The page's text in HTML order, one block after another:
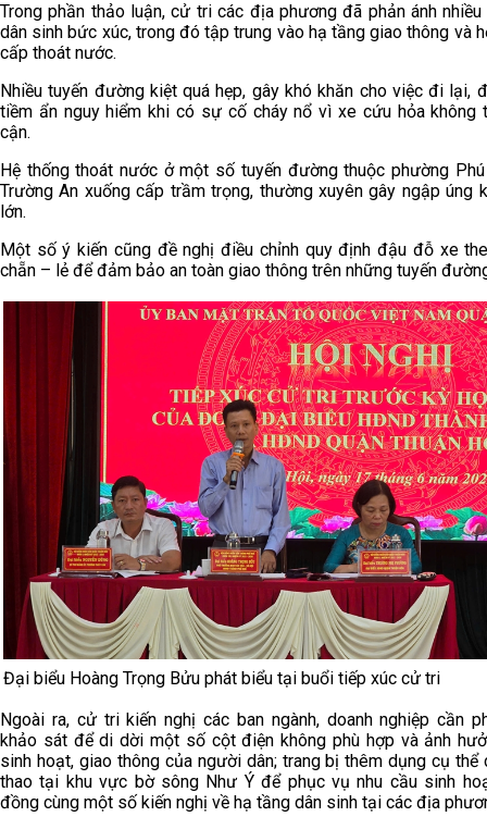
Trong phần thảo luận, cử tri các địa phương đã phản ánh
dân sinh bức xúc, trong đó tập trung vào hạ tầng giao thông và
cấp thoát nước.
Nhiều tuyến đường kiệt quá hẹp, gây khó khăn cho việc đi lại,
tiềm ẩn nguy hiểm khi có sự cố cháy nổ vì xe cứu hỏa không
cận.
Hệ thống thoát nước ở một số tuyến đường thuộc phường
Trường An xuống cấp trầm trọng, thường xuyên gây ngập úng
lớn.
Một số ý kiến cũng đề nghị điều chỉnh quy định đậu đỗ xe
chẵn – lẻ để đảm bảo an toàn giao thông trên những tuyến
Đại biểu Hoàng Trọng Bửu phát biểu tại buổi tiếp xúc cử tri
Ngoài ra, cử tri kiến nghị các ban ngành, doanh nghiệp cần
khảo sát để di dời một số cột điện không phù hợp và ảnh
sinh hoạt, giao thông của người dân; trang bị thêm dụng cụ thể
thao tại khu vực bờ sông Như Ý để phục vụ nhu cầu sinh
đồng cùng một số kiến nghị về hạ tầng dân sinh tại các địa